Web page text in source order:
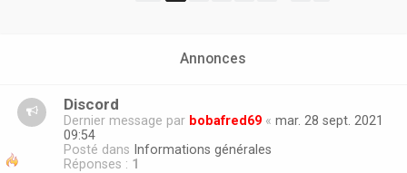
Annonces
Discord
Dernier message par bobafred69 « mar. 28 sept. 2021
09:54
Posté dans Informations générales
Réponses : 1